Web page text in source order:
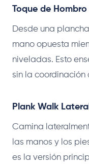
Toque de
Desde una
mano opuesta
niveladas. Esto
sin la coordinación
Plank Walk
Camina
las manos y los
es la versión